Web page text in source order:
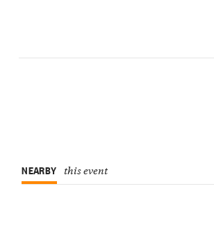
NEARBY this event